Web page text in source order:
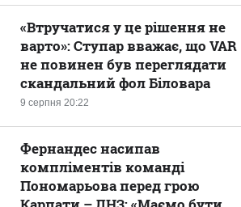
9 серпня 20:22
«Втручатися у це рішення не
варто»: Ступар вважає, що VAR
не повинен був переглядати
скандальний фол Біловара
Фернандес насипав
компліментів команді
Пономарьова перед грою